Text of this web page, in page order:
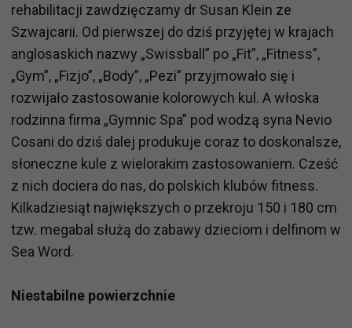
rehabilitacji zawdzięczamy dr Susan Klein ze
Szwajcarii. Od pierwszej do dziś przyjętej w krajach
anglosaskich nazwy „Swissball” po „Fit”, „Fitness”,
„Gym”, „Fizjo”, „Body”, „Pezi” przyjmowało się i
rozwijało zastosowanie kolorowych kul. A włoska
rodzinna firma „Gymnic Spa” pod wodzą syna Nevio
Cosani do dziś dalej produkuje coraz to doskonalsze,
słoneczne kule z wielorakim zastosowaniem. Cześć
z nich dociera do nas, do polskich klubów fitness.
Kilkadziesiąt największych o przekroju 150 i 180 cm
tzw. megabal służą do zabawy dzieciom i delfinom w
Sea Word.
Niestabilne powierzchnie